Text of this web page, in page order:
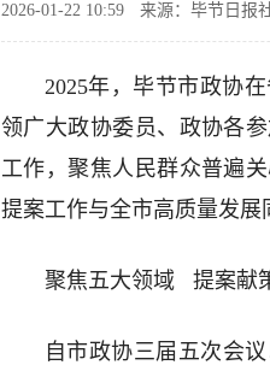
2026-01-22 10:59 来源：毕节日报
2025年，毕节市政协
领广大政协委员、政协各
工作，聚焦人民群众普遍
提案工作与全市高质量发展
聚焦五大领域 提案献
自市政协三届五次会